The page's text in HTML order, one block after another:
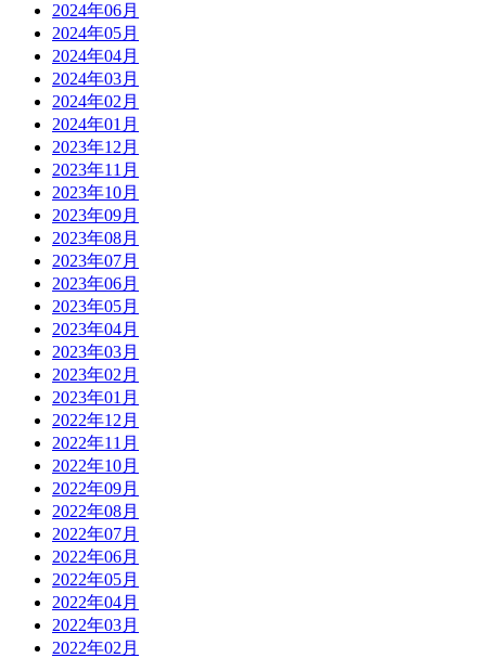
2024年06月
2024年05月
2024年04月
2024年03月
2024年02月
2024年01月
2023年12月
2023年11月
2023年10月
2023年09月
2023年08月
2023年07月
2023年06月
2023年05月
2023年04月
2023年03月
2023年02月
2023年01月
2022年12月
2022年11月
2022年10月
2022年09月
2022年08月
2022年07月
2022年06月
2022年05月
2022年04月
2022年03月
2022年02月